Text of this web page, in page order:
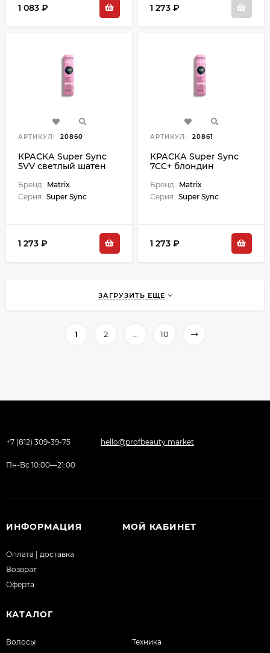
1 083 ₽ 1 273 ₽
АРТИКУЛ: 20860
КРАСКА Super Sync
5VV светлый шатен
перламутровый
Бренд: Matrix
Серия: Super Sync
1 273 ₽
АРТИКУЛ: 20861
КРАСКА Super Sync
7CC+ блондин
Бренд: Matrix
Серия: Super Sync
1 273 ₽
ЗАГРУЗИТЬ ЕЩЕ
1 2 10
+7 (812) 309-39-75 hello@profbeauty.market
Пн-Вс 10:00—21:00
ИНФОРМАЦИЯ
Оплата | доставка
Возврат
Оферта
МОЙ КАБИНЕТ
КАТАЛОГ
Волосы
Техника